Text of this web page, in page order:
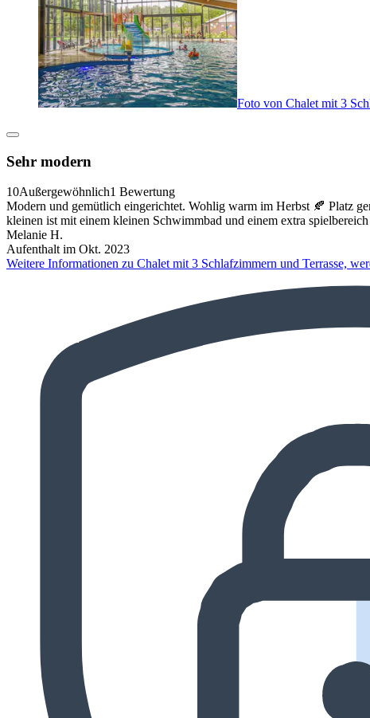
Foto von Chalet mit 3
Sehr modern
10Außergewöhnlich1 Bewertung
Modern und gemütlich eingerichtet. Wohlig warm im Herbst 🍂 Platz
kleinen ist mit einem kleinen Schwimmbad und einem extra
Melanie H.
Aufenthalt im Okt. 2023
Weitere Informationen zu Chalet mit 3 Schlafzimmern und Terrasse,